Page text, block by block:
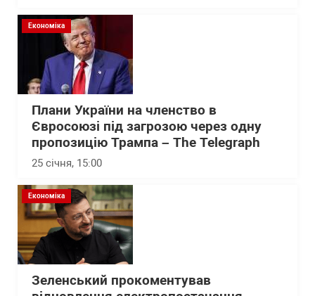
Економіка
Плани України на членство в
Євросоюзі під загрозою через одну
пропозицію Трампа – The Telegraph
25 січня, 15:00
Економіка
Зеленський прокоментував